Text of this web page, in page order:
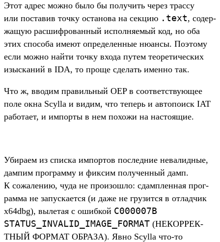
Этот адрес мож­но было бы получить через трас­су
или пос­тавив точ­ку оста­нова на сек­цию . text, содер­
жащую рас­шифро­ван­ный исполня­емый код, но оба
этих спо­соба име­ют опре­делен­ные нюан­сы. Поэто­му
если мож­но най­ти точ­ку вхо­да путем теоре­тичес­ких
изыс­каний в IDA, то про­ще сде­лать имен­но так.
Что ж, вво­дим пра­виль­ный OEP в соот­ветс­тву­ющее
поле окна Scylla и видим, что теперь и авто­поиск IAT
работа­ет, и импорты в нем похожи на нас­тоящие.
Уби­раем из спис­ка импортов пос­ледние невалид­ные,
дам­пим прог­рамму и фик­сим получен­ный дамп.
К сожале­нию, чуда не про­изош­ло: сдам­плен­ная прог­
рамма не запус­кает­ся (и даже не гру­зит­ся в отладчик
x64dbg), вылетая с ошиб­кой C000007B
STATUS_INVALID_IMAGE_FORMAT (НЕКОР­РЕК­
ТНЫЙ ФОР­МАТ ОБРА­ЗА). Явно Scylla что‑то